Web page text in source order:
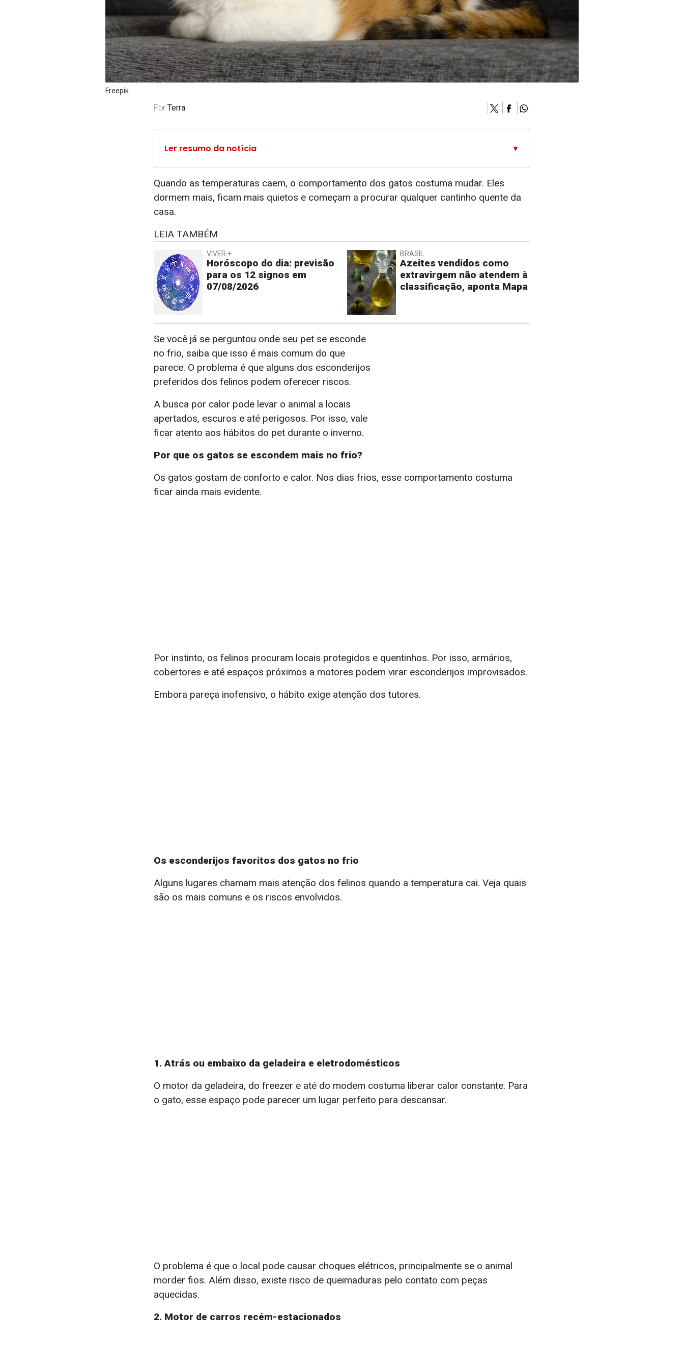
Freepik
Por Terra
Ler resumo da notícia ▼
Quando as temperaturas caem, o comportamento dos gatos costuma mudar. Eles
dormem mais, ficam mais quietos e começam a procurar qualquer cantinho quente da
casa.
LEIA TAMBÉM
VIVER +
Horóscopo do dia: previsão
para os 12 signos em
07/08/2026
BRASIL
Azeites vendidos como
extravirgem não atendem à
classificação, aponta Mapa
Se você já se perguntou onde seu pet se esconde
no frio, saiba que isso é mais comum do que
parece. O problema é que alguns dos esconderijos
preferidos dos felinos podem oferecer riscos.
A busca por calor pode levar o animal a locais
apertados, escuros e até perigosos. Por isso, vale
ficar atento aos hábitos do pet durante o inverno.
Por que os gatos se escondem mais no frio?
Os gatos gostam de conforto e calor. Nos dias frios, esse comportamento costuma
ficar ainda mais evidente.
Por instinto, os felinos procuram locais protegidos e quentinhos. Por isso, armários,
cobertores e até espaços próximos a motores podem virar esconderijos improvisados.
Embora pareça inofensivo, o hábito exige atenção dos tutores.
Os esconderijos favoritos dos gatos no frio
Alguns lugares chamam mais atenção dos felinos quando a temperatura cai. Veja quais
são os mais comuns e os riscos envolvidos.
1. Atrás ou embaixo da geladeira e eletrodomésticos
O motor da geladeira, do freezer e até do modem costuma liberar calor constante. Para
o gato, esse espaço pode parecer um lugar perfeito para descansar.
O problema é que o local pode causar choques elétricos, principalmente se o animal
morder fios. Além disso, existe risco de queimaduras pelo contato com peças
aquecidas.
2. Motor de carros recém-estacionados